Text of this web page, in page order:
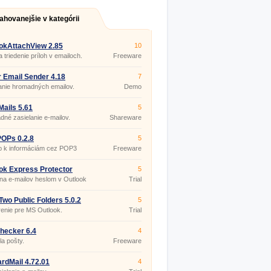
v kategórii
2.85
triedenie príloh v emailoch.
10
Freeware
Email Sender 4.18
hromadných emailov.
7
Demo
5.61
zasielanie e-mailov.
5
Shareware
0.2.8
k informáciám cez POP3
5
Freeware
Express Protector
e-mailov heslom v Outlook
5
Trial
Public Folders 5.0.2
pre MS Outlook.
5
Trial
6.4
pošty.
4
Freeware
4.72.01
4